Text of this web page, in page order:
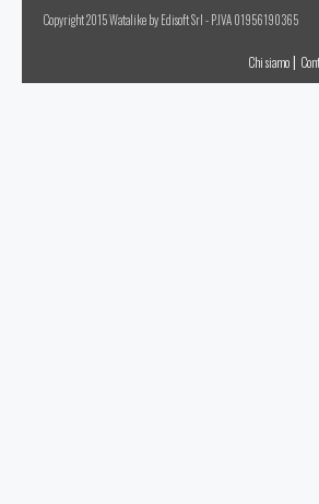
Copyright 2015 Watalike by Edisoft Srl - P.IVA 01956190365
Chi siamo |